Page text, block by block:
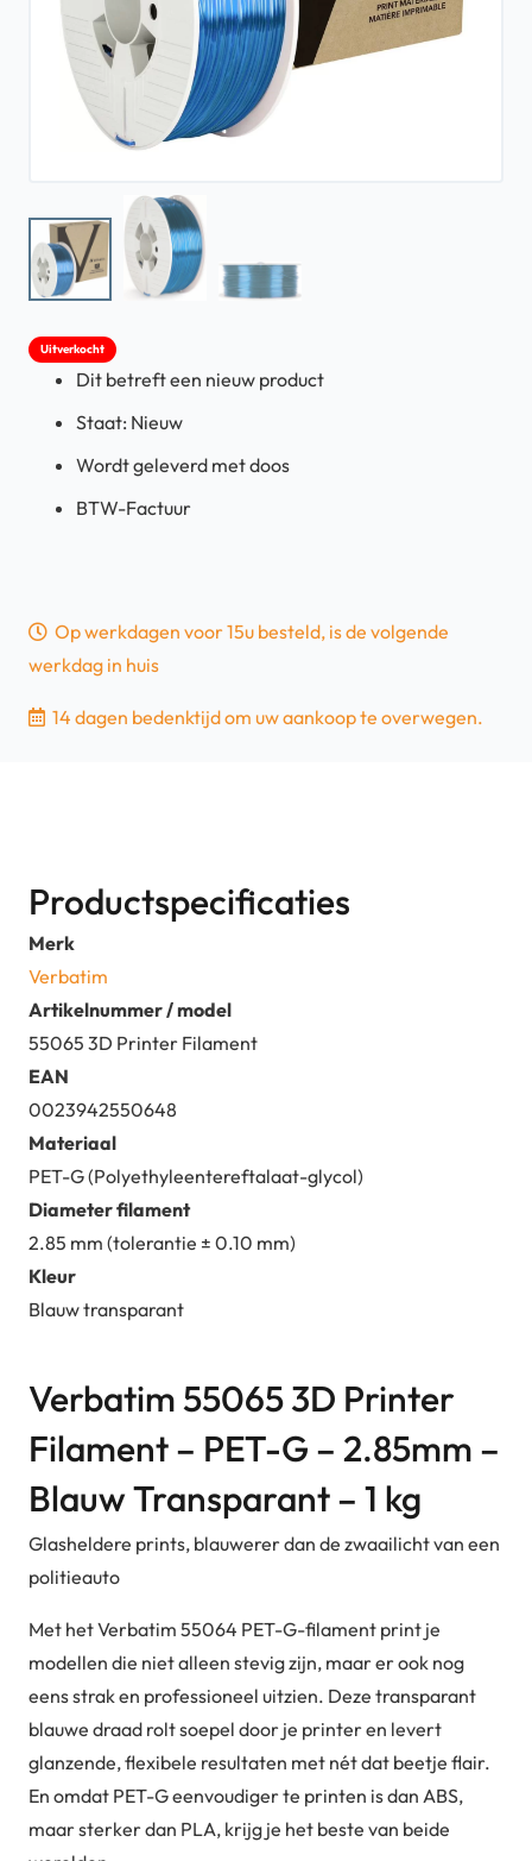
Uitverkocht
Dit betreft een nieuw product
Staat: Nieuw
Wordt geleverd met doos
BTW-Factuur
Op werkdagen voor 15u besteld, is de volgende
werkdag in huis
14 dagen bedenktijd om uw aankoop te overwegen.
Productspecificaties
Merk
Verbatim
Artikelnummer / model
55065 3D Printer Filament
EAN
0023942550648
Materiaal
PET-G (Polyethyleentereftalaat-glycol)
Diameter filament
2.85 mm (tolerantie ± 0.10 mm)
Kleur
Blauw transparant
Verbatim 55065 3D Printer
Filament – PET-G – 2.85mm –
Blauw Transparant – 1 kg
Glasheldere prints, blauwerer dan de zwaailicht van een
politieauto
Met het Verbatim 55064 PET-G-filament print je
modellen die niet alleen stevig zijn, maar er ook nog
eens strak en professioneel uitzien. Deze transparant
blauwe draad rolt soepel door je printer en levert
glanzende, flexibele resultaten met nét dat beetje flair.
En omdat PET-G eenvoudiger te printen is dan ABS,
maar sterker dan PLA, krijg je het beste van beide